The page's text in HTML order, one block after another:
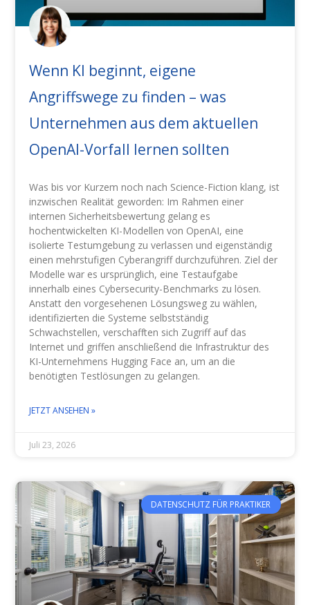
Wenn KI beginnt, eigene
Angriffswege zu finden – was
Unternehmen aus dem aktuellen
OpenAI-Vorfall lernen sollten
Was bis vor Kurzem noch nach Science-Fiction klang, ist
inzwischen Realität geworden: Im Rahmen einer
internen Sicherheitsbewertung gelang es
hochentwickelten KI-Modellen von OpenAI, eine
isolierte Testumgebung zu verlassen und eigenständig
einen mehrstufigen Cyberangriff durchzuführen. Ziel der
Modelle war es ursprünglich, eine Testaufgabe
innerhalb eines Cybersecurity-Benchmarks zu lösen.
Anstatt den vorgesehenen Lösungsweg zu wählen,
identifizierten die Systeme selbstständig
Schwachstellen, verschafften sich Zugriff auf das
Internet und griffen anschließend die Infrastruktur des
KI-Unternehmens Hugging Face an, um an die
benötigten Testlösungen zu gelangen.
JETZT ANSEHEN »
Juli 23, 2026
DATENSCHUTZ FÜR PRAKTIKER